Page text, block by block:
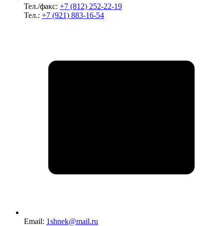
Тел./факс: +7 (812) 252-22-19
Тел.: +7 (921) 883-16-54
Email: 1shnek@mail.ru